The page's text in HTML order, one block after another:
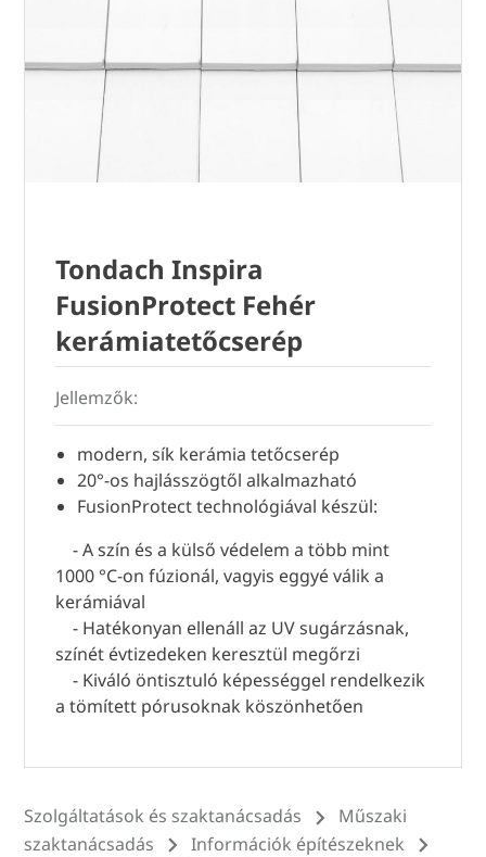
Tondach Inspira
FusionProtect Fehér
kerámiatetőcserép
Jellemzők:
modern, sík kerámia tetőcserép
20°-os hajlásszögtől alkalmazható
FusionProtect technológiával készül:
- A szín és a külső védelem a több mint
1000 °C-on fúzionál, vagyis eggyé válik a
kerámiával
- Hatékonyan ellenáll az UV sugárzásnak,
színét évtizedeken keresztül megőrzi
- Kiváló öntisztuló képességgel rendelkezik
a tömített pórusoknak köszönhetően
Szolgáltatások és szaktanácsadás
Műszaki
szaktanácsadás
Információk építészeknek